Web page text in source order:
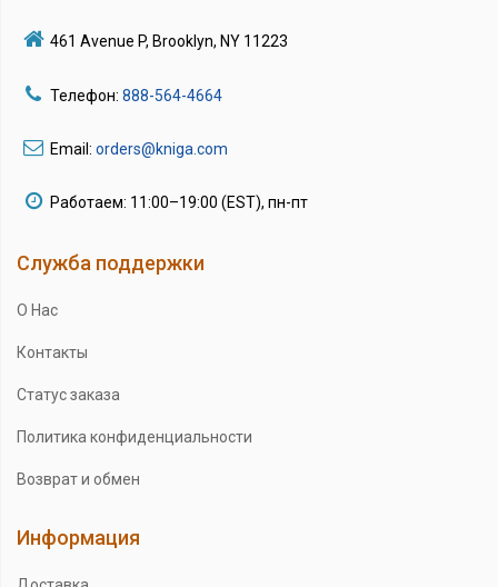
461 Avenue P, Brooklyn, NY 11223
Телефон: 888-564-4664
Email: orders@kniga.com
Работаем: 11:00–19:00 (EST), пн-пт
Служба поддержки
О Нас
Контакты
Статус заказа
Политика конфиденциальности
Возврат и обмен
Информация